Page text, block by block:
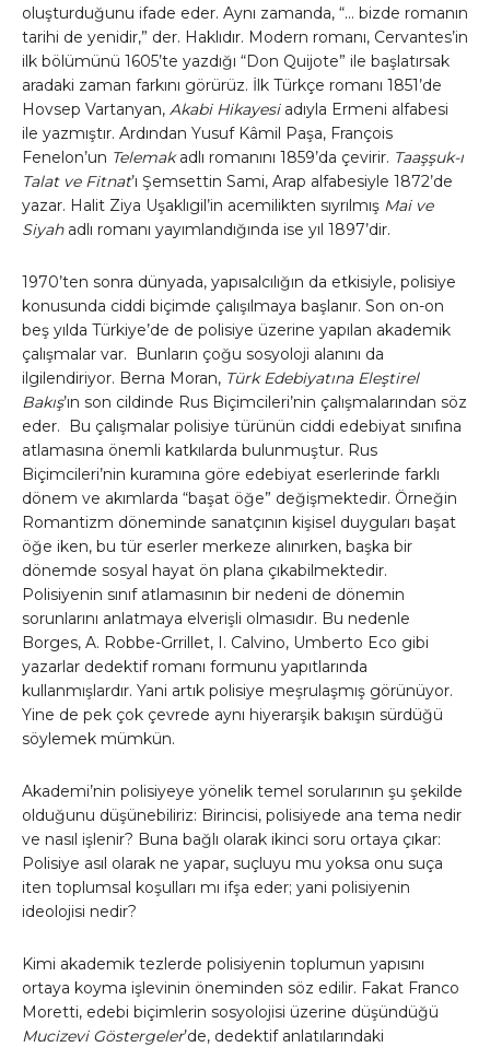
oluşturduğunu ifade eder. Aynı zamanda, “… bizde romanın
tarihi de yenidir,” der. Haklıdır. Modern romanı, Cervantes’in
ilk bölümünü 1605’te yazdığı “Don Quijote” ile başlatırsak
aradaki zaman farkını görürüz. İlk Türkçe romanı 1851’de
Hovsep Vartanyan, Akabi Hikayesiadıyla Ermeni alfabesi
ile yazmıştır. Ardından Yusuf Kâmil Paşa, François
Fenelon’un Telemakadlı romanını 1859’da çevirir. Taaşşuk-ı
Talat ve Fitnat’ı Şemsettin Sami, Arap alfabesiyle 1872’de
yazar. Halit Ziya Uşaklıgil’in acemilikten sıyrılmış Mai ve
Siyahadlı romanı yayımlandığında ise yıl 1897’dir.
1970’ten sonra dünyada, yapısalcılığın da etkisiyle, polisiye
konusunda ciddi biçimde çalışılmaya başlanır. Son on-on
beş yılda Türkiye’de de polisiye üzerine yapılan akademik
çalışmalar var. Bunların çoğu sosyoloji alanını da
ilgilendiriyor. Berna Moran, Türk Edebiyatına Eleştirel
Bakış’ın son cildinde Rus Biçimcileri’nin çalışmalarından söz
eder. Bu çalışmalar polisiye türünün ciddi edebiyat sınıfına
atlamasına önemli katkılarda bulunmuştur. Rus
Biçimcileri’nin kuramına göre edebiyat eserlerinde farklı
dönem ve akımlarda “başat öğe” değişmektedir. Örneğin
Romantizm döneminde sanatçının kişisel duyguları başat
öğe iken, bu tür eserler merkeze alınırken, başka bir
dönemde sosyal hayat ön plana çıkabilmektedir.
Polisiyenin sınıf atlamasının bir nedeni de dönemin
sorunlarını anlatmaya elverişli olmasıdır. Bu nedenle
Borges, A. Robbe-Grrillet, I. Calvino, Umberto Eco gibi
yazarlar dedektif romanı formunu yapıtlarında
kullanmışlardır. Yani artık polisiye meşrulaşmış görünüyor.
Yine de pek çok çevrede aynı hiyerarşik bakışın sürdüğü
söylemek mümkün.
Akademi’nin polisiyeye yönelik temel sorularının şu şekilde
olduğunu düşünebiliriz: Birincisi, polisiyede ana tema nedir
ve nasıl işlenir? Buna bağlı olarak ikinci soru ortaya çıkar:
Polisiye asıl olarak ne yapar, suçluyu mu yoksa onu suça
iten toplumsal koşulları mı ifşa eder; yani polisiyenin
ideolojisi nedir?
Kimi akademik tezlerde polisiyenin toplumun yapısını
ortaya koyma işlevinin öneminden söz edilir. Fakat Franco
Moretti, edebi biçimlerin sosyolojisi üzerine düşündüğü
Mucizevi Göstergeler’de, dedektif anlatılarındaki